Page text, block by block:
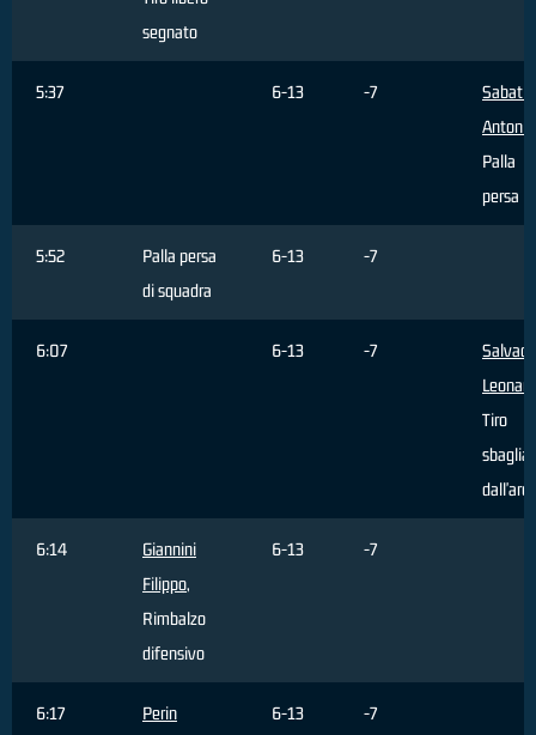
segnato
5:37 6-13 -7
Palla
persa
5:52
Palla persa
di squadra
6-13 -7
6:07 6-13 -7
Tiro
6:14
Giannini
Filippo,
Rimbalzo
difensivo
6-13 -7
6:17
Perin
6-13 -7